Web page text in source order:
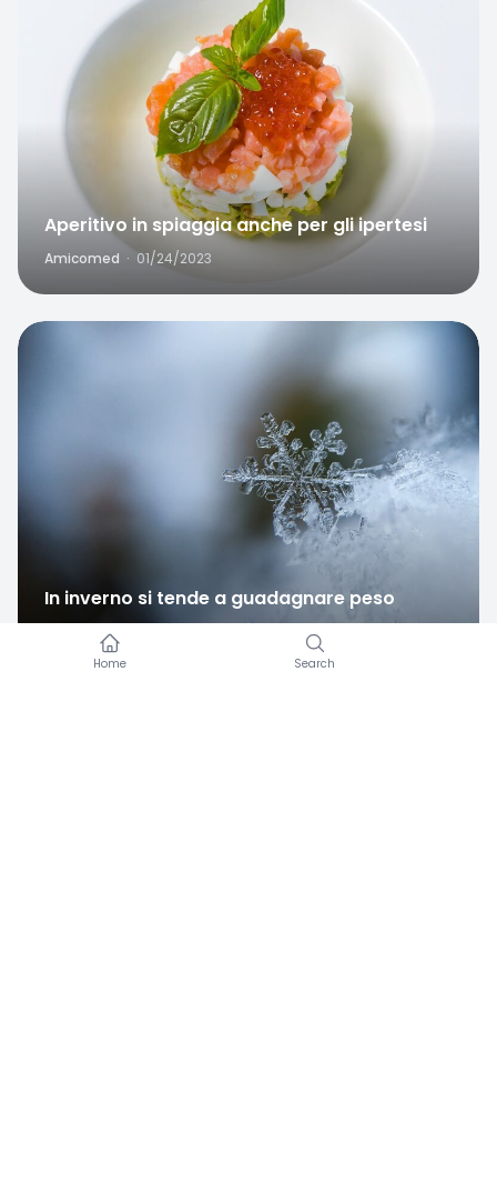
Aperitivo in spiaggia anche per gli ipertesi
Amicomed · 01/24/2023
In inverno si tende a guadagnare peso
Amicomed